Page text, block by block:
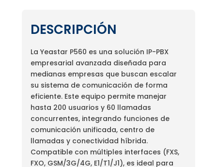
DESCRIPCIÓN
La Yeastar P560 es una solución IP-PBX
empresarial avanzada diseñada para
medianas empresas que buscan escalar
su sistema de comunicación de forma
eficiente. Este equipo permite manejar
hasta 200 usuarios y 60 llamadas
concurrentes, integrando funciones de
comunicación unificada, centro de
llamadas y conectividad híbrida.
Compatible con múltiples interfaces (FXS,
FXO, GSM/3G/4G, E1/T1/J1), es ideal para